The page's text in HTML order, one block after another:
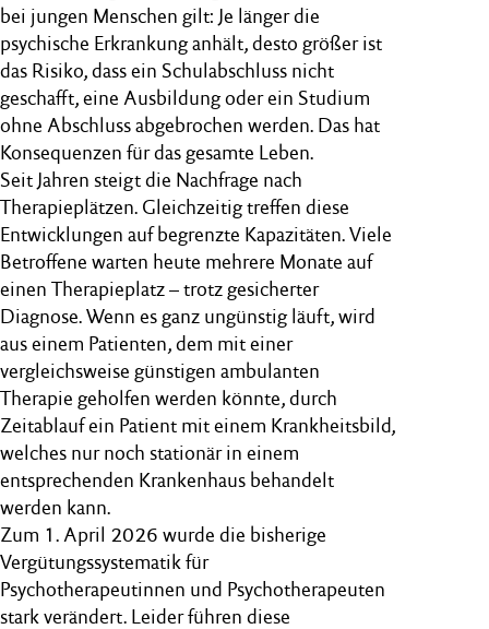
bei jungen Menschen gilt: Je länger die
psychische Erkrankung anhält, desto größer ist
das Risiko, dass ein Schulabschluss nicht
geschafft, eine Ausbildung oder ein Studium
ohne Abschluss abgebrochen werden. Das hat
Konsequenzen für das gesamte Leben.
Seit Jahren steigt die Nachfrage nach
Therapieplätzen. Gleichzeitig treffen diese
Entwicklungen auf begrenzte Kapazitäten. Viele
Betroffene warten heute mehrere Monate auf
einen Therapieplatz – trotz gesicherter
Diagnose. Wenn es ganz ungünstig läuft, wird
aus einem Patienten, dem mit einer
vergleichsweise günstigen ambulanten
Therapie geholfen werden könnte, durch
Zeitablauf ein Patient mit einem Krankheitsbild,
welches nur noch stationär in einem
entsprechenden Krankenhaus behandelt
werden kann.
Zum 1. April 2026 wurde die bisherige
Vergütungssystematik für
Psychotherapeutinnen und Psychotherapeuten
stark verändert. Leider führen diese